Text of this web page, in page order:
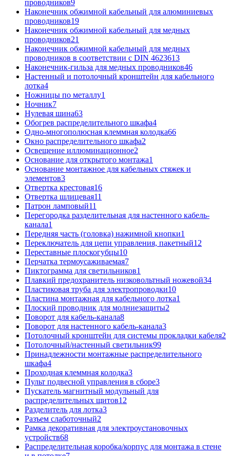
проводников9
Наконечник обжимной кабельный для алюминиевых
проводников19
Наконечник обжимной кабельный для медных
проводников21
Наконечник обжимной кабельный для медных
проводников в соответствии с DIN 4623613
Наконечник-гильза для медных проводников46
Настенный и потолочный кронштейн для кабельного
лотка4
Ножницы по металлу1
Ночник7
Нулевая шина63
Обогрев распределительного шкафа4
Одно-многополюсная клеммная колодка66
Окно распределительного шкафа2
Освещение иллюминационное2
Основание для открытого монтажа1
Основание монтажное для кабельных стяжек и
элементов3
Отвертка крестовая16
Отвертка шлицевая11
Патрон ламповый11
Перегородка разделительная для настенного кабель-
канала1
Передняя часть (головка) нажимной кнопки1
Переключатель для цепи управления, пакетный12
Переставные плоскогубцы10
Перчатка термоусаживаемая7
Пиктограмма для светильников1
Плавкий предохранитель низковольтный ножевой34
Пластиковая труба для электропроводки10
Пластина монтажная для кабельного лотка1
Плоский проводник для молниезащиты2
Поворот для кабель-канала8
Поворот для настенного кабель-канала3
Потолочный кронштейн для системы прокладки кабеля2
Потолочный/настенный светильник99
Принадлежности монтажные распределительного
шкафа4
Проходная клеммная колодка3
Пульт подвесной управления в сборе3
Пускатель магнитный модульный для
распределительных щитов12
Разделитель для лотка3
Разъем слаботочный2
Рамка декоративная для электроустановочных
устройств68
Распределительная коробка/корпус для монтажа в стене